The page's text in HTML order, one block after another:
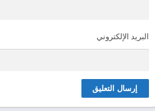
البريد الإلكتروني